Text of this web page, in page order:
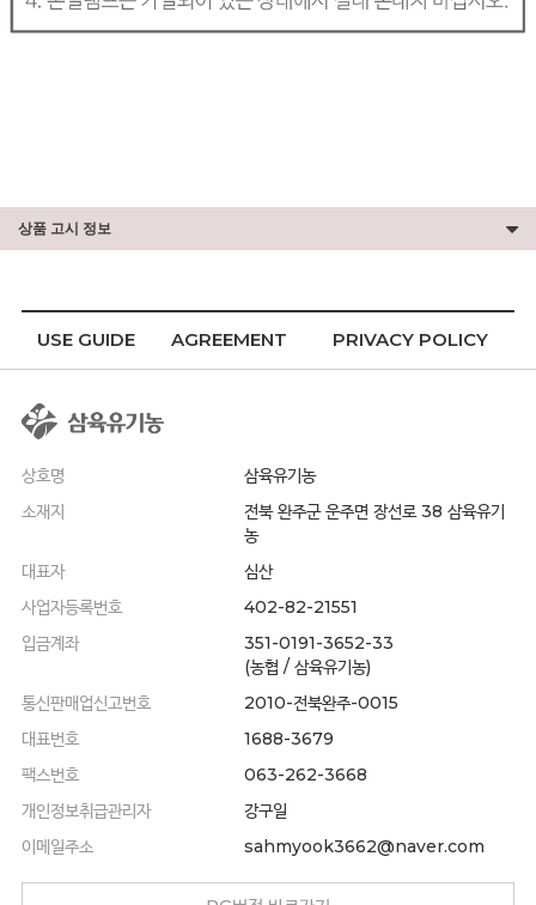
상품 고시 정보
USE GUIDE AGREEMENT PRIVACY POLICY
상호명
삼육유기농
소재지
전북 완주군 운주면 장선로 38 삼육유기
농
대표자
심산
사업자등록번호
402-82-21551
입금계좌
351-0191-3652-33
(농협 / 삼육유기농)
통신판매업신고번호
2010-전북완주-0015
대표번호
1688-3679
팩스번호
063-262-3668
개인정보취급관리자
강구일
이메일주소
sahmyook3662@naver.com